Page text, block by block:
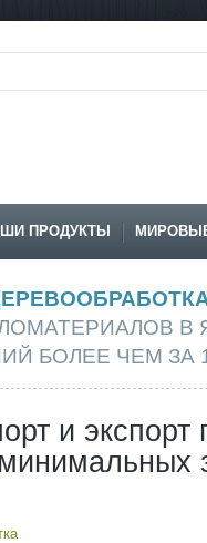
ПРОДУКТЫ
В
БОЛЕЕ ЧЕМ ЗА
и экспорт